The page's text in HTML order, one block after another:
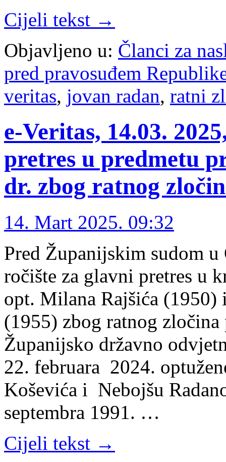
Cijeli tekst →
Objavljeno u: Članci za
pred pravosuđem
veritas, jovan radan, ratni
e-Veritas, 14.03.
pretres u predmetu
dr. zbog ratnog
14. Mart 2025. 09:32
Pred Županijskim sudom u
ročište za glavni pretres u
opt. Milana Rajšića (1950)
(1955) zbog ratnog
Županijsko državno
22. februara 2024.
Koševića i Nebojšu
septembra 1991. …
Cijeli tekst →